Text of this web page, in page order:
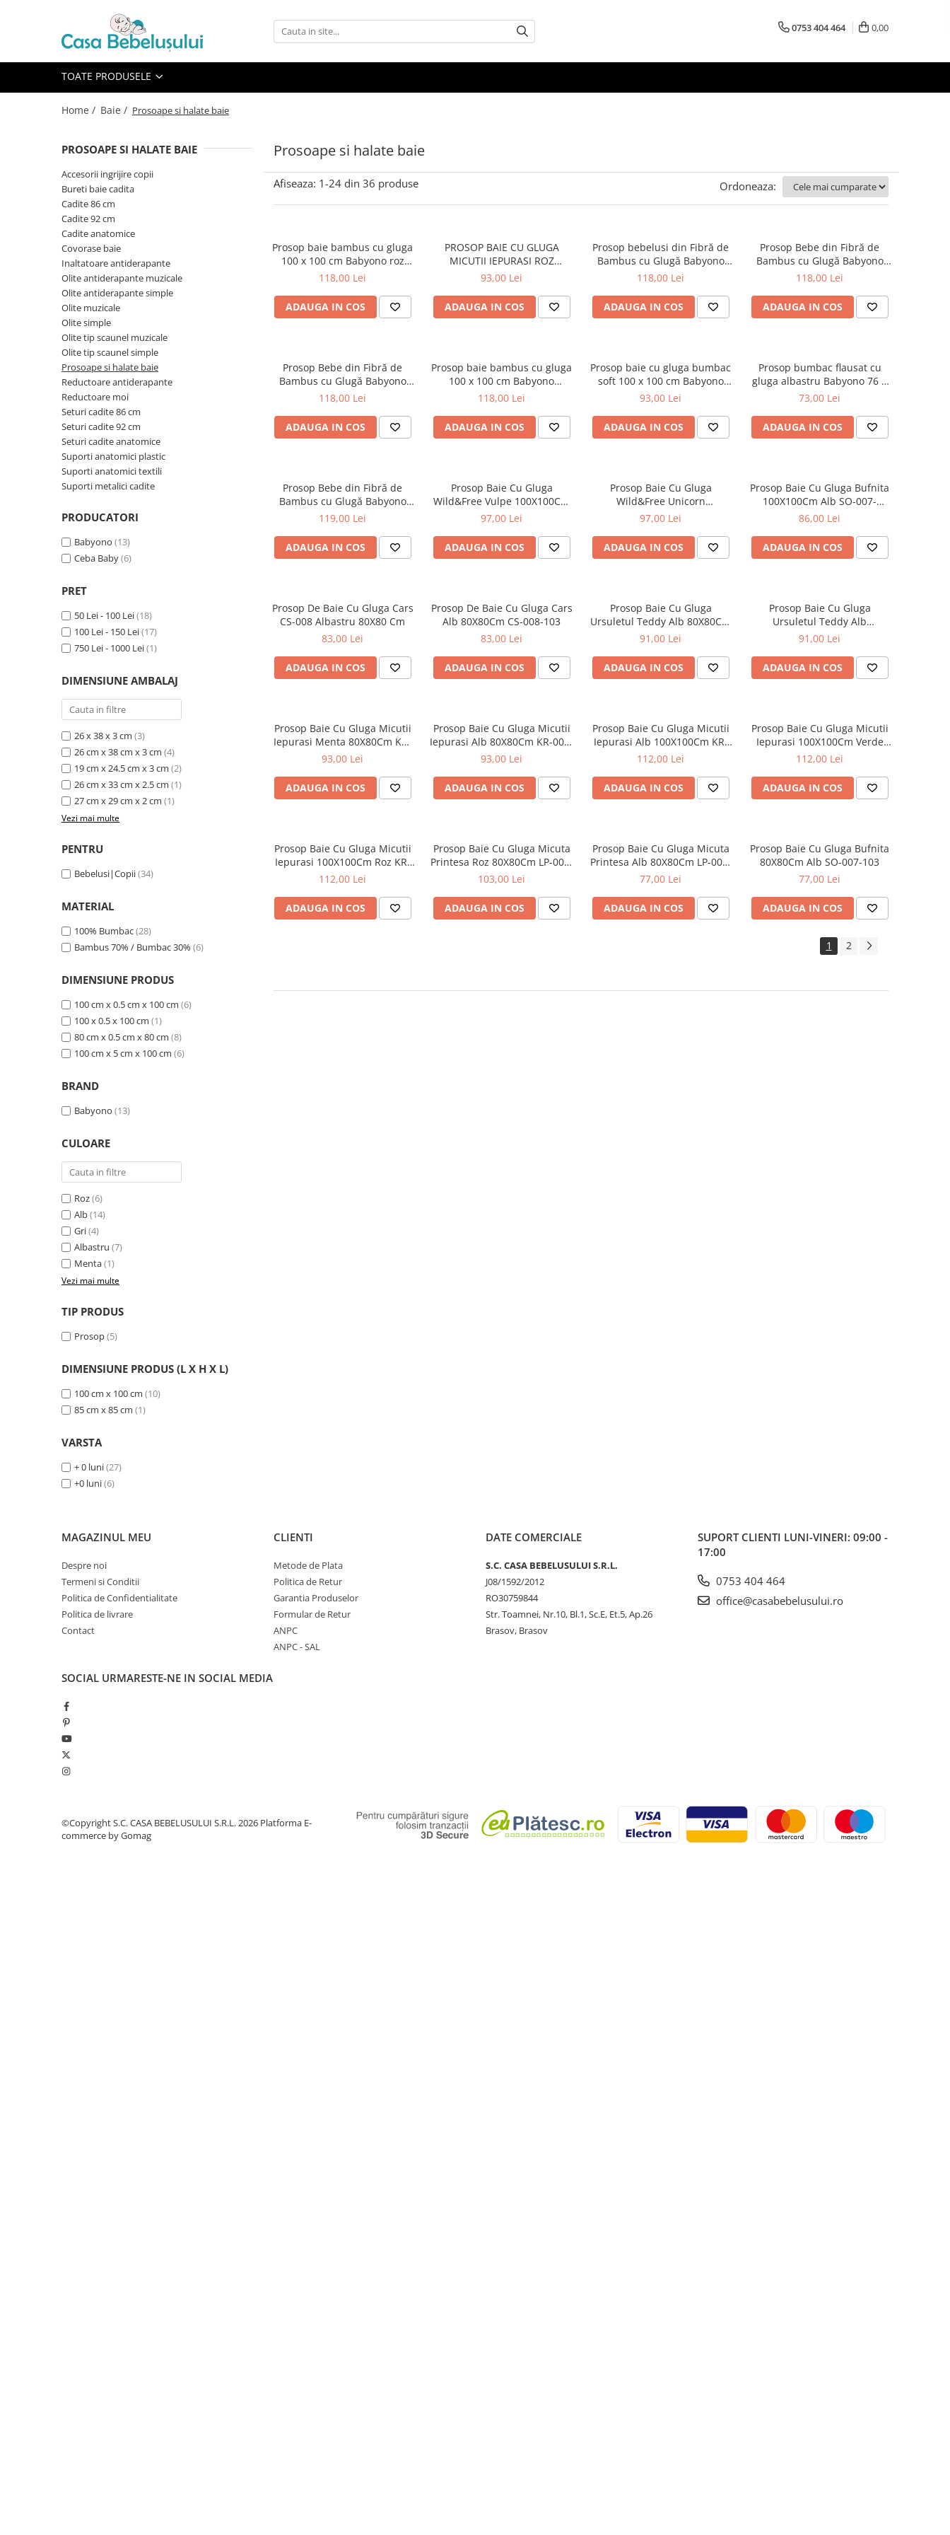
Toate Produsele
Accesorii carucioare copii
Accesorii carucioare
Cantare bebelusi si copii
Termometre copii
Accesorii ingrijire copii
Bureti baie cadita
Cadite 86 cm
Cadite 92 cm
Cadite anatomice
Covorase baie
Inaltatoare antiderapante
Olite antiderapante muzicale
Olite antiderapante simple
Olite muzicale
Olite simple
Olite tip scaunel muzicale
Olite tip scaunel simple
Reductoare antiderapante
Reductoare moi
Seturi cadite 86 cm
Seturi cadite 92 cm
Suporti anatomici plastic
Suporti anatomici textili
Accesorii patuturi
Fotolii, mese si scaune copii
Leagane copii
Mese de infasat 50 x 70 cm Tega
Mese de infasat BASIC 50x70 cm
Mese de infasat COMFORT 50x70
Mese de infasat COMFORT 50x80
Mese de infasat moi
Mese de infasat Ultra Light 50x70
Patuturi pliabile
Sisteme de siguranta copii
Jucarii bebelusi
Carusele patut
Jucarii bip-bip si chitaitoare
Jucarii de agatat
Jucarii de atasament
Jucarii de baie
Jucarii educative bebe
Jucarii muzicale
Jucarii pentru dentitie
Jucarii de plus
Articole hranire bebelusi
Cani, pahare si accesorii bebe
Incalzitoare si termosuri bebe
Suzete si accesorii
Perne, pilote si pozitionatoare
Saltele copii
Sanatate si siguranta
Accesorii alaptare
Centuri abdominale
Perne de alaptat Duo
Perne de alaptat Multi
0753 404 464 0,00
TOATE PRODUSELE
Home / Baie / Prosoape si halate baie
Prosoape si halate baie
PROSOAPE SI HALATE BAIE
Accesorii ingrijire copii
Bureti baie cadita
Cadite 86 cm
Cadite 92 cm
Cadite anatomice
Covorase baie
Inaltatoare antiderapante
Olite antiderapante muzicale
Olite antiderapante simple
Olite muzicale
Olite simple
Olite tip scaunel muzicale
Olite tip scaunel simple
Prosoape si halate baie
Reductoare antiderapante
Reductoare moi
Seturi cadite 86 cm
Seturi cadite 92 cm
Seturi cadite anatomice
Suporti anatomici plastic
Suporti anatomici textili
Suporti metalici cadite
PRODUCATORI
Babyono (13)
Ceba Baby(6)
PRET
50 Lei - 100 Lei(18)
100 Lei - 150 Lei(17)
750 Lei - 1000 Lei(1)
DIMENSIUNE AMBALAJ
26 x 38 x 3 cm (3)
26 cm x 38 cm x 3 cm (4)
19 cm x 24.5 cm x 3 cm (2)
26 cm x 33 cm x 2.5 cm (1)
27 cm x 29 cm x 2 cm (1)
Vezi mai multe
PENTRU
Bebelusi|Copii(34)
MATERIAL
100% Bumbac(28)
Bambus 70% / Bumbac 30% (6)
DIMENSIUNE PRODUS
100 cm x 0.5 cm x 100 cm (6)
100 x 0.5 x 100 cm (1)
80 cm x 0.5 cm x 80 cm (8)
100 cm x 5 cm x 100 cm (6)
BRAND
Babyono (13)
CULOARE
Roz(6)
Alb(14)
Gri(4)
Albastru (7)
Menta(1)
Vezi mai multe
TIP PRODUS
Prosop(5)
DIMENSIUNE PRODUS (L X H X L)
100 cm x 100 cm (10)
85 cm x 85 cm (1)
VARSTA
+ 0 luni(27)
+0 luni(6)
Afiseaza: 1-24 din 36 produse Ordoneaza:
Prosop baie bambus cu gluga
100 x 100 cm Babyono roz
1553/01
118,00 Lei
ADAUGA IN COS
PROSOP BAIE CU GLUGA
MICUTII IEPURASI ROZ
80x80CM KR-008-104
93,00 Lei
ADAUGA IN COS
Prosop bebelusi din Fibră de
Bambus cu Glugă Babyono
GRI 346/06 | Prosop Băiță
cm
118,00 Lei
ADAUGA IN COS
Prosop Bebe din Fibră de
Bambus cu Glugă Babyono
Albastru 346/05 | Prosop
100x100 cm
118,00 Lei
ADAUGA IN COS
Prosop Bebe din Fibră de
Bambus cu Glugă Babyono
100x100 cm ROZ 346/04 |
Copii
118,00 Lei
ADAUGA IN COS
Prosop baie bambus cu gluga
100 x 100 cm Babyono
albastru 1553/02
118,00 Lei
ADAUGA IN COS
Prosop baie cu gluga bumbac
soft 100 x 100 cm Babyono
Roz 1552/01
93,00 Lei
ADAUGA IN COS
Prosop bumbac flausat cu
gluga albastru Babyono 76 X
76 cm 141/09
73,00 Lei
ADAUGA IN COS
Prosop Bebe din Fibră de
Bambus cu Glugă Babyono
GRI | Prosop Băiță Nou-
119,00 Lei
ADAUGA IN COS
Prosop Baie Cu Gluga
Wild&Free Vulpe 100X100Cm
DZ-008-100X100-103V
97,00 Lei
ADAUGA IN COS
Prosop Baie Cu Gluga
Wild&Free Unicorn
100X100Cm DZ-008-100X100-
97,00 Lei
ADAUGA IN COS
Prosop Baie Cu Gluga Bufnita
100X100Cm Alb SO-007-
100X100-103
86,00 Lei
ADAUGA IN COS
Prosop De Baie Cu Gluga Cars
CS-008 Albastru 80X80 Cm
83,00 Lei
ADAUGA IN COS
Prosop De Baie Cu Gluga Cars
Alb 80X80Cm CS-008-103
83,00 Lei
ADAUGA IN COS
Prosop Baie Cu Gluga
Ursuletul Teddy Alb 80X80Cm
MS-014-118
91,00 Lei
ADAUGA IN COS
Prosop Baie Cu Gluga
Ursuletul Teddy Alb
100X100Cm MS-015-118
91,00 Lei
ADAUGA IN COS
Prosop Baie Cu Gluga Micutii
Iepurasi Menta 80X80Cm KR-
008-105
93,00 Lei
ADAUGA IN COS
Prosop Baie Cu Gluga Micutii
Iepurasi Alb 80X80Cm KR-008-
103
93,00 Lei
ADAUGA IN COS
Prosop Baie Cu Gluga Micutii
Iepurasi Alb 100X100Cm KR-
008-103
112,00 Lei
ADAUGA IN COS
Prosop Baie Cu Gluga Micutii
Iepurasi 100X100Cm Verde
KR-008-105
112,00 Lei
ADAUGA IN COS
Prosop Baie Cu Gluga Micutii
Iepurasi 100X100Cm Roz KR-
008-104
112,00 Lei
ADAUGA IN COS
Prosop Baie Cu Gluga Micuta
Printesa Roz 80X80Cm LP-008-
123
103,00 Lei
ADAUGA IN COS
Prosop Baie Cu Gluga Micuta
Printesa Alb 80X80Cm LP-008-
103
77,00 Lei
ADAUGA IN COS
Prosop Baie Cu Gluga Bufnita
80X80Cm Alb SO-007-103
77,00 Lei
ADAUGA IN COS
1 2
MAGAZINUL MEU
Despre noi
Termeni si Conditii
Politica de Confidentialitate
Politica de livrare
Contact
CLIENTI
Metode de Plata
Politica de Retur
Garantia Produselor
Formular de Retur
ANPC
ANPC - SAL
DATE COMERCIALE
S.C. CASA BEBELUSULUI S.R.L.
J08/1592/2012
RO30759844
Str. Toamnei, Nr.10, Bl.1, Sc.E, Et.5, Ap.26
Brasov, Brasov
SUPORT CLIENTI LUNI-VINERI: 09:00 -
17:00
0753 404 464
office@casabebelusului.ro
SOCIAL URMARESTE-NE IN SOCIAL MEDIA
©Copyright S.C. CASA BEBELUSULUI S.R.L. 2026 Platforma E-
commerce by Gomag